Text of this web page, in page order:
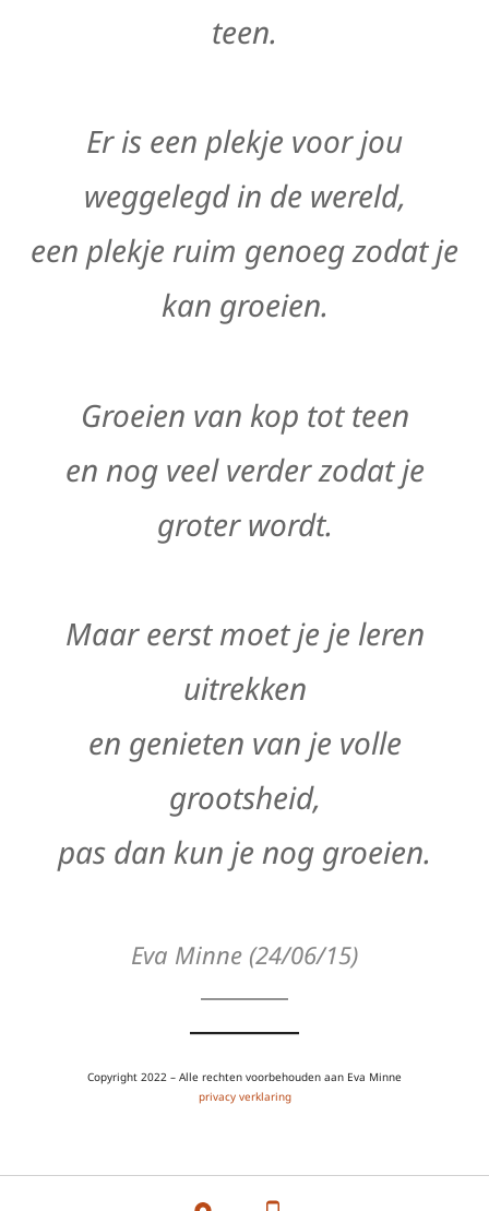
teen.
Er is een plekje voor jou
weggelegd in de wereld,
een plekje ruim genoeg zodat je
kan groeien.
Groeien van kop tot teen
en nog veel verder zodat je
groter wordt.
Maar eerst moet je je leren
uitrekken
en genieten van je volle
grootsheid,
pas dan kun je nog groeien.
Eva Minne (24/06/15)
Copyright 2022 – Alle rechten voorbehouden aan Eva Minne
privacy verklaring